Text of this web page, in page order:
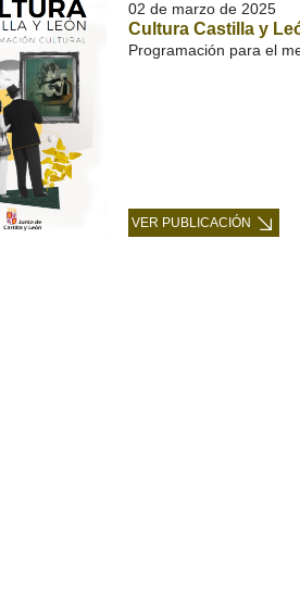
02 de marzo de 2025
Cultura Castilla y
Programación para el
VER PUBLICACIÓN